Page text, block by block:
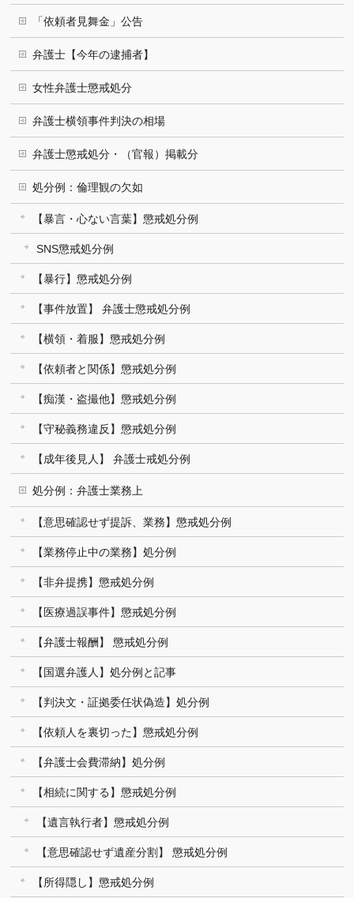
「依頼者見舞金」公告
弁護士【今年の逮捕者】
女性弁護士懲戒処分
弁護士横領事件判決の相場
弁護士懲戒処分・（官報）掲載分
処分例：倫理観の欠如
【暴言・心ない言葉】懲戒処分例
SNS懲戒処分例
【暴行】懲戒処分例
【事件放置】 弁護士懲戒処分例
【横領・着服】懲戒処分例
【依頼者と関係】懲戒処分例
【痴漢・盗撮他】懲戒処分例
【守秘義務違反】懲戒処分例
【成年後見人】 弁護士戒処分例
処分例：弁護士業務上
【意思確認せず提訴、業務】懲戒処分例
【業務停止中の業務】処分例
【非弁提携】懲戒処分例
【医療過誤事件】懲戒処分例
【弁護士報酬】 懲戒処分例
【国選弁護人】処分例と記事
【判決文・証拠委任状偽造】処分例
【依頼人を裏切った】懲戒処分例
【弁護士会費滞納】処分例
【相続に関する】懲戒処分例
【遺言執行者】懲戒処分例
【意思確認せず遺産分割】 懲戒処分例
【所得隠し】懲戒処分例